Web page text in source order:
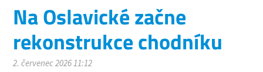
Na Oslavické začne
rekonstrukce chodníku
2. červenec 2026 11:12